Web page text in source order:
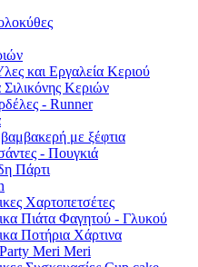
και Εργαλεία Κεριού
Κεριών
- Runner
με ξέφτια
- Πουγκιά
Πάρτι
Χαρτοπετσέτες
Πιάτα Φαγητού - Γλυκού
Ποτήρια Χάρτινα
Meri Meri